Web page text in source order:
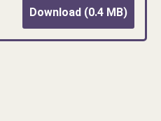
Download (0.4 MB)